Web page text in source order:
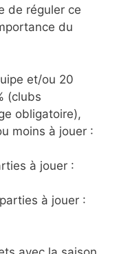
de réguler ce
du
et/ou 20
(clubs
obligatoire),
moins à jouer :
à jouer :
à jouer :